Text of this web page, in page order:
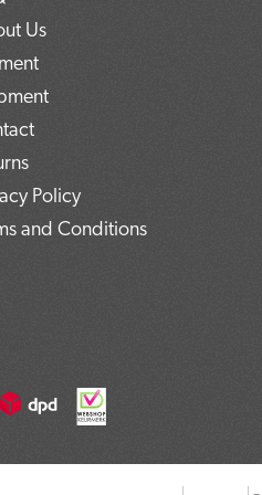
Us
Policy
and Conditions